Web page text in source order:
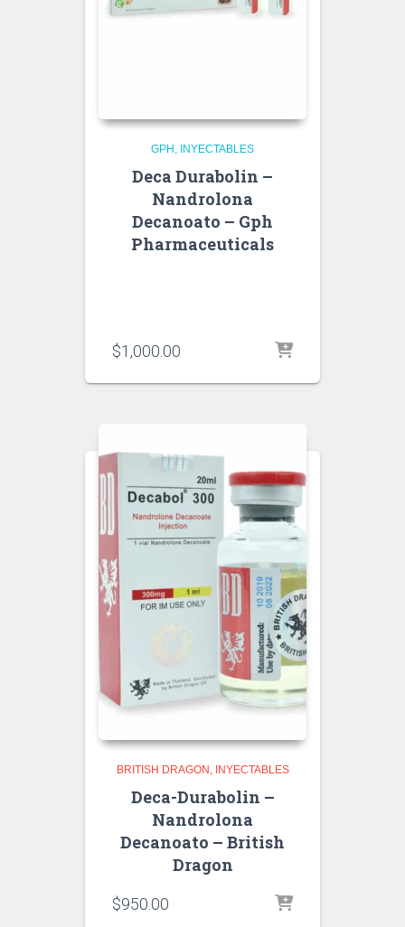
GPH INYECTABLES
Deca Durabolin –
Nandrolona
Decanoato – Gph
Pharmaceuticals
$1,000.00
BRITISH DRAGON INYECTABLES
Deca-Durabolin –
Nandrolona
Decanoato – British
Dragon
$950.00